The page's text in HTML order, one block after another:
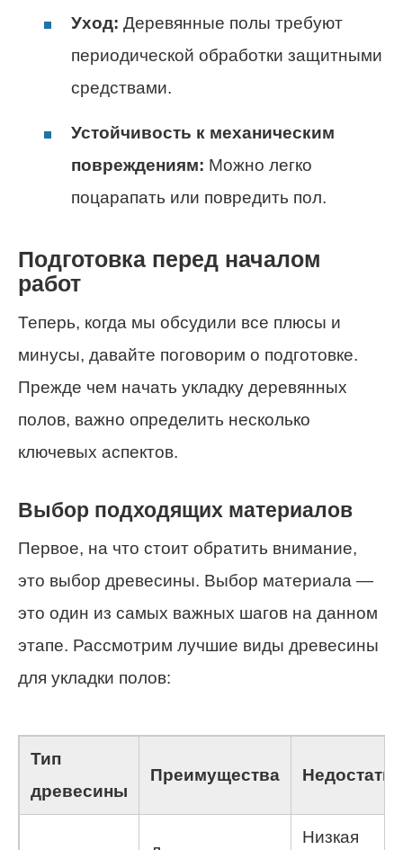
Уход: Деревянные полы требуют
периодической обработки защитными
средствами.
Устойчивость к механическим
повреждениям: Можно легко
поцарапать или повредить пол.
Подготовка перед началом
работ
Теперь, когда мы обсудили все плюсы и
минусы, давайте поговорим о подготовке.
Прежде чем начать укладку деревянных
полов, важно определить несколько
ключевых аспектов.
Выбор подходящих материалов
Первое, на что стоит обратить внимание,
это выбор древесины. Выбор материала —
это один из самых важных шагов на данном
этапе. Рассмотрим лучшие виды древесины
для укладки полов:
Тип
древесины
Преимущества Недостатки
Низкая